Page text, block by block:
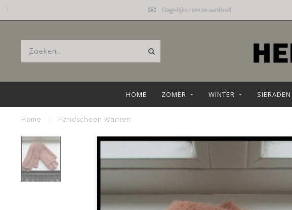
Dagelijks nieuw aanbod
HOME ZOMER WINTER SIERADEN
Home Handschoen Wanten